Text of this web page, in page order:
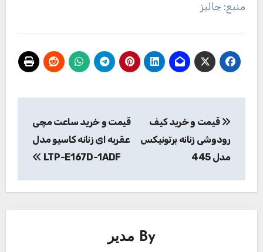
منبع: جالبز
نوشته
قیمت و خرید کیف
رودوشی زنانه برتونیکس
مدل 445
قیمت و خرید ساعت مچی
عقربه ای زنانه کاسیو مدل
LTP-E167D-1ADF
By مدیر